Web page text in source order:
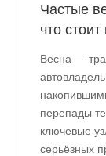
Частые
что
Весна —
перепады
ключевые
серьёзных